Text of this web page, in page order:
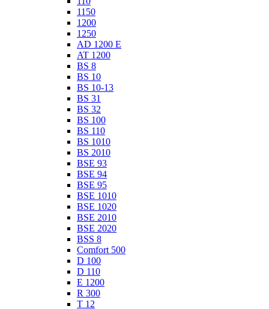
1150
1200
1250
AD 1200 E
AT 1200
BS 8
BS 10
BS 10-13
BS 31
BS 32
BS 100
BS 110
BS 1010
BS 2010
BSE 93
BSE 94
BSE 95
BSE 1010
BSE 1020
BSE 2010
BSE 2020
BSS 8
Comfort 500
D 100
D 110
E 1200
R 300
T 12